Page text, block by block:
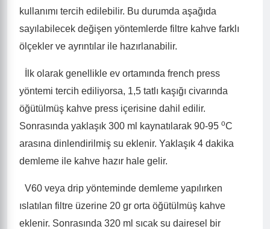
kullanımı tercih edilebilir. Bu durumda aşağıda
sayılabilecek değişen yöntemlerde filtre kahve farklı
ölçekler ve ayrıntılar ile hazırlanabilir.
İlk olarak genellikle ev ortamında french press
yöntemi tercih ediliyorsa, 1,5 tatlı kaşığı civarında
öğütülmüş kahve press içerisine dahil edilir.
Sonrasında yaklaşık 300 ml kaynatılarak 90-95 oC
arasına dinlendirilmiş su eklenir. Yaklaşık 4 dakika
demleme ile kahve hazır hale gelir.
V60 veya drip yönteminde demleme yapılırken
ıslatılan filtre üzerine 20 gr orta öğütülmüş kahve
eklenir. Sonrasında 320 ml sıcak su dairesel bir